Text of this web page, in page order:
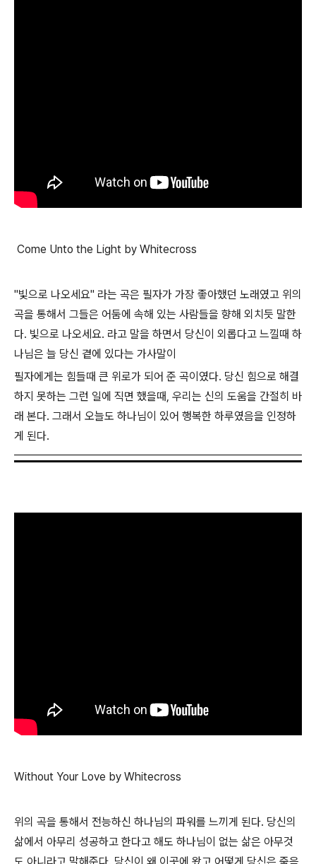
Come Unto the Light by Whitecross
"빛으로 나오세요" 라는 곡은 필자가 가장 좋아했던 노래였고 위의
곡을 통해서 그들은 어둠에 속해 있는 사람들을 향해 외치듯 말한
다. 빛으로 나오세요. 라고 말을 하면서 당신이 외롭다고 느낄때 하
나님은 늘 당신 곁에 있다는 가사말이
필자에게는 힘들때 큰 위로가 되어 준 곡이였다. 당신 힘으로 해결
하지 못하는 그런 일에 직면 했을때, 우리는 신의 도움을 간절히 바
래 본다. 그래서 오늘도 하나님이 있어 행복한 하루였음을 인정하
게 된다.
Without Your Love by Whitecross
위의 곡을 통해서 전능하신 하나님의 파워를 느끼게 된다. 당신의
삶에서 아무리 성공하고 한다고 해도 하나님이 없는 삶은 아무것